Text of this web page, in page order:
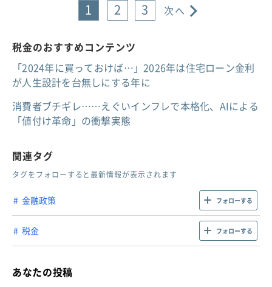
1 2 3 次へ
税金のおすすめコンテンツ
「2024年に買っておけば…」2026年は住宅ローン金利
が人生設計を台無しにする年に
消費者ブチギレ……えぐいインフレで本格化、AIによる
「値付け革命」の衝撃実態
関連タグ
タグをフォローすると最新情報が表示されます
金融政策 フォローする
税金 フォローする
あなたの投稿